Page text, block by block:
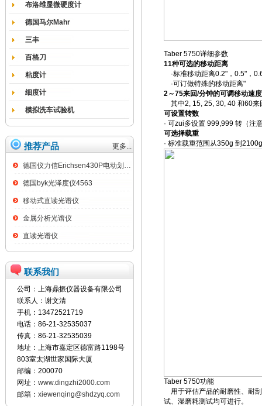
布洛维显微硬度计
德国马尔Mahr
三丰
百格刀
粘度计
细度计
模拟洗车试验机
推荐产品 更多...
德国仪力信Erichsen430P电动划格试验仪
德国byk光泽度仪4563
移动式直读光谱仪
金属分析光谱仪
直读光谱仪
联系我们
公司：上海鼎振仪器设备有限公司
联系人：谢文清
手机：13472521719
电话：86-21-32535037
传真：86-21-32535039
地址：上海市嘉定区德富路1198号
803室太湖世家国际大厦
邮编：200070
网址： www.dingzhi2000.com
邮箱： xiewenqing@shdzyq.com
Taber 5750详细参数
11种可选的移动距离
·标准移动距离0.2"，0.5"，
·可订做特殊的移动距离"
2～75来回/分钟的可调移动速度
其中2, 15, 25, 30, 40 和60来
可设置转数
· 可zui多设置 999,999 转（注
可选择载重
· 标准载重范围从350g 到
Taber 5750功能
用于评估产品的耐磨性、耐
试、湿磨耗测试均可进行。